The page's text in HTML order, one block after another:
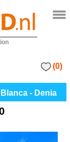
(0)
- Denia